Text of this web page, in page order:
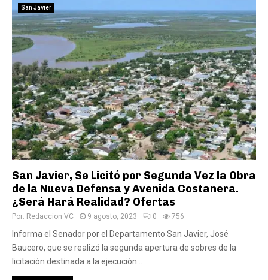
San Javier
San Javier, Se Licitó por Segunda Vez la Obra
de la Nueva Defensa y Avenida Costanera.
¿Será Hará Realidad? Ofertas
Por: Redaccion VC 9 agosto, 2023 0 756
Informa el Senador por el Departamento San Javier, José
Baucero, que se realizó la segunda apertura de sobres de la
licitación destinada a la ejecución...